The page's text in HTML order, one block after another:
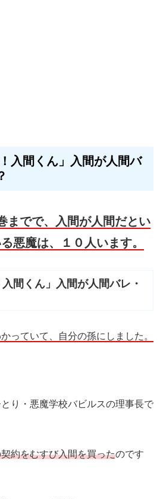
入間くん」入間が人間バ
までで、入間が人間だとい
悪魔は、１０人います。
入間くん」入間が人間バレ・
っていて、自分の孫にしました。
り・悪魔学校バビルスの理事長で
約をむすび入間を買ったのです